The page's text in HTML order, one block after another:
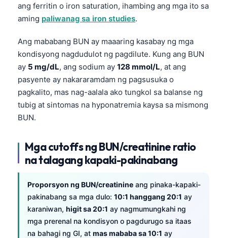
ang ferritin o iron saturation, ihambing ang mga ito sa
aming paliwanag sa iron studies.
Ang mababang BUN ay maaaring kasabay ng mga
kondisyong nagdudulot ng pagdilute. Kung ang BUN
ay 5 mg/dL, ang sodium ay 128 mmol/L, at ang
pasyente ay nakararamdam ng pagsusuka o
pagkalito, mas nag-aalala ako tungkol sa balanse ng
tubig at sintomas na hyponatremia kaysa sa mismong
BUN.
Mga cutoffs ng BUN/creatinine ratio
na talagang kapaki-pakinabang
Proporsyon ng BUN/creatinine ang pinaka-kapaki-
pakinabang sa mga dulo: 10:1 hanggang 20:1 ay
karaniwan, higit sa 20:1 ay nagmumungkahi ng
mga prerenal na kondisyon o pagdurugo sa itaas
na bahagi ng GI, at mas mababa sa 10:1 ay
অসমীয়া
Galego
Latviešu valoda
Euskara
Gàidhlig
العربية المغربية
Afrikaans
Монгол
ພາສາລາວ
Basa Jawa
Cebuano
ئۇيغۇرچە